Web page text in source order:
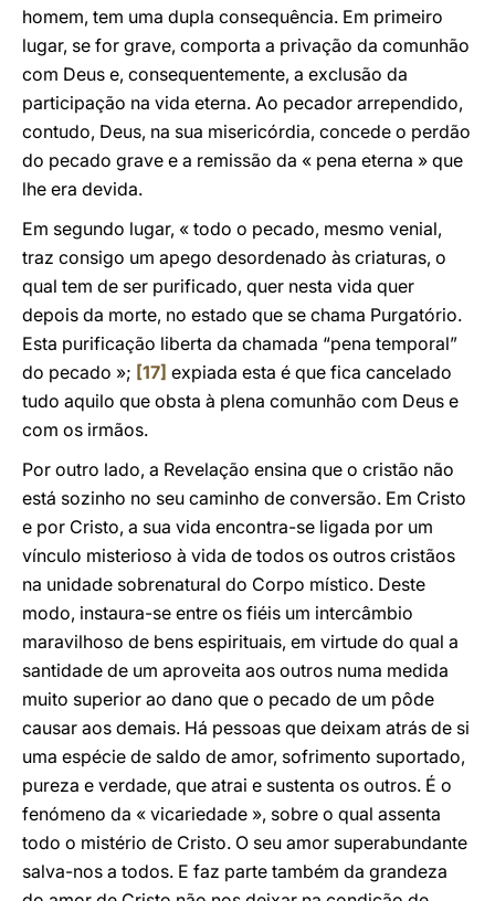
homem, tem uma dupla consequência. Em primeiro
lugar, se for grave, comporta a privação da comunhão
com Deus e, consequentemente, a exclusão da
participação na vida eterna. Ao pecador arrependido,
contudo, Deus, na sua misericórdia, concede o perdão
do pecado grave e a remissão da « pena eterna » que
lhe era devida.
Em segundo lugar, « todo o pecado, mesmo venial,
traz consigo um apego desordenado às criaturas, o
qual tem de ser purificado, quer nesta vida quer
depois da morte, no estado que se chama Purgatório.
Esta purificação liberta da chamada “pena temporal”
do pecado »; [17] expiada esta é que fica cancelado
tudo aquilo que obsta à plena comunhão com Deus e
com os irmãos.
Por outro lado, a Revelação ensina que o cristão não
está sozinho no seu caminho de conversão. Em Cristo
e por Cristo, a sua vida encontra-se ligada por um
vínculo misterioso à vida de todos os outros cristãos
na unidade sobrenatural do Corpo místico. Deste
modo, instaura-se entre os fiéis um intercâmbio
maravilhoso de bens espirituais, em virtude do qual a
santidade de um aproveita aos outros numa medida
muito superior ao dano que o pecado de um pôde
causar aos demais. Há pessoas que deixam atrás de si
uma espécie de saldo de amor, sofrimento suportado,
pureza e verdade, que atrai e sustenta os outros. É o
fenómeno da « vicariedade », sobre o qual assenta
todo o mistério de Cristo. O seu amor superabundante
salva-nos a todos. E faz parte também da grandeza